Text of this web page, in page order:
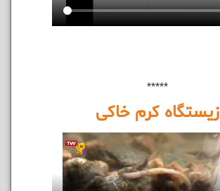
*****
زیستگاه کرم خاکی